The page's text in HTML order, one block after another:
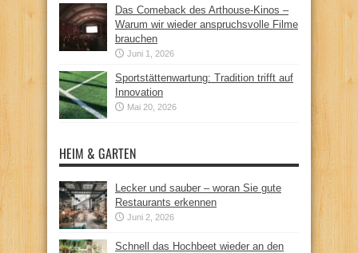
Das Comeback des Arthouse-Kinos –
Warum wir wieder anspruchsvolle Filme
brauchen
Juni 1, 2026
Sportstättenwartung: Tradition trifft auf
Innovation
Mai 20, 2026
HEIM & GARTEN
Lecker und sauber – woran Sie gute
Restaurants erkennen
Juni 2, 2026
Schnell das Hochbeet wieder an den